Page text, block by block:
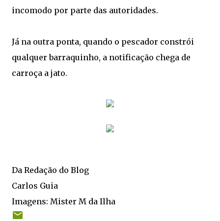
incomodo por parte das autoridades.
Já na outra ponta, quando o pescador constrói
qualquer barraquinho, a notificação chega de
carroça a jato.
Da Redação do Blog
Carlos Guia
Imagens: Mister M da Ilha